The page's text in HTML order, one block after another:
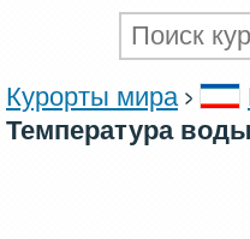
Курорты мира
Температура